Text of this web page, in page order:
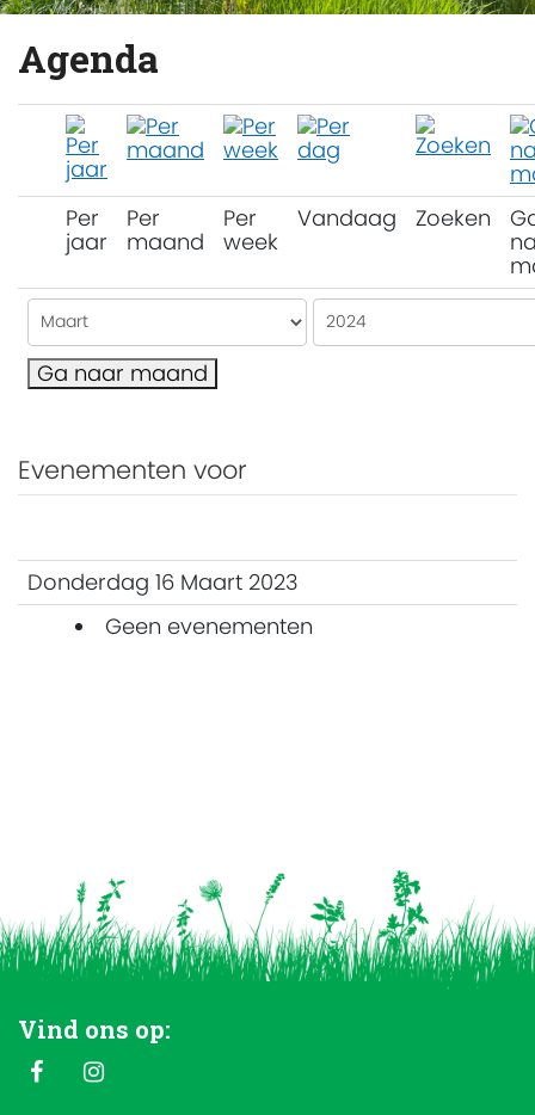
Agenda
Per
jaar
Per
maand
Per
week
Vandaag Zoeken
Ga naar maand
Evenementen voor
Donderdag 16 Maart 2023
Geen evenementen
Vind ons op: